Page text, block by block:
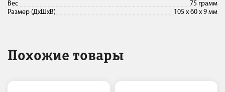
Вес
75 грамм
Размер (ДхШхВ)
105 х 60 х 9 мм
Похожие товары